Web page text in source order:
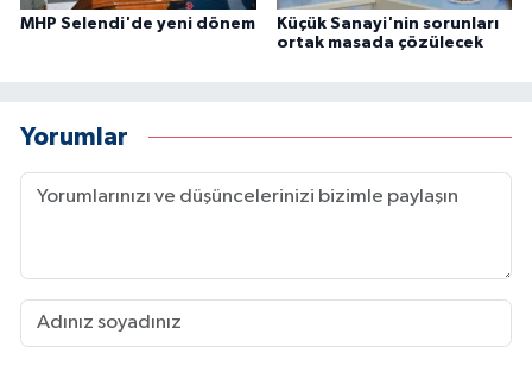
MHP Selendi'de yeni dönem
Küçük Sanayi'nin sorunları
ortak masada çözülecek
Yorumlar